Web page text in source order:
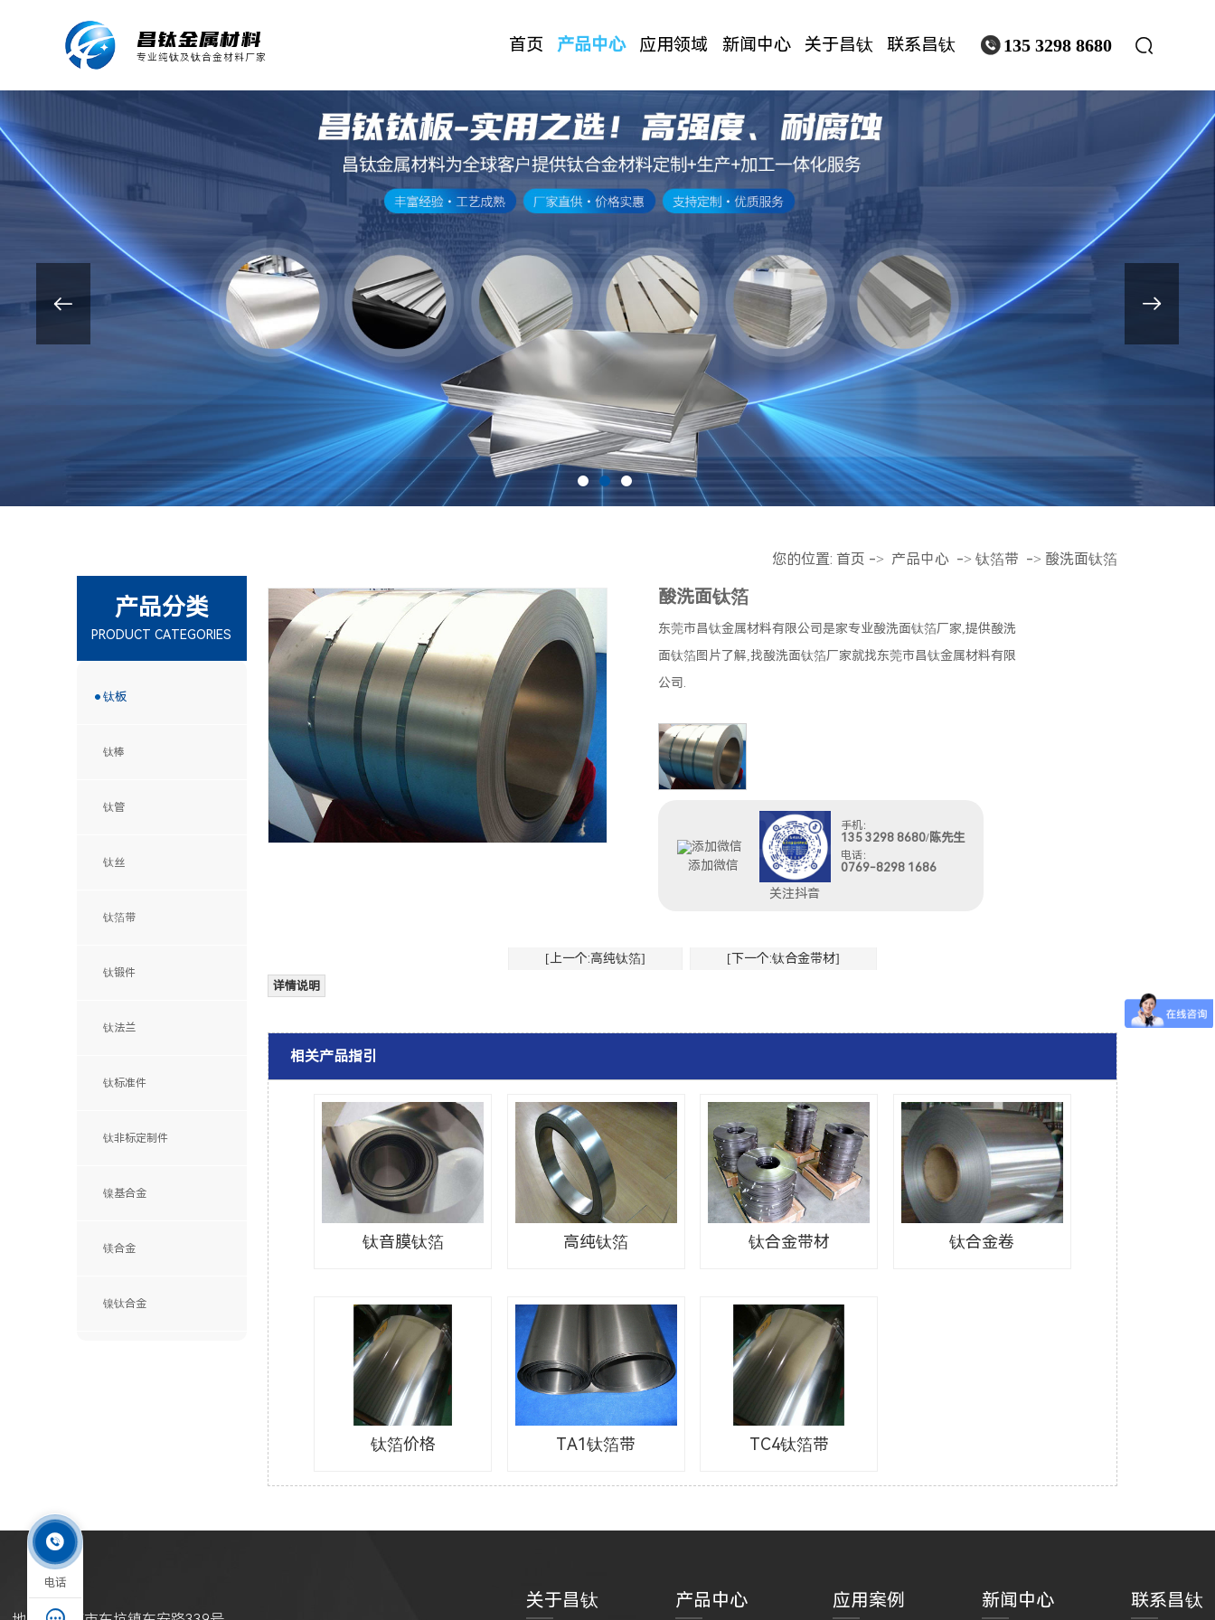
昌钛金属材料
专业纯钛及钛合金材料厂家
首页 产品中心 应用领域 新闻中心 关于昌钛 联系昌钛 135 3298 8680 
 
产品分类
PRODUCT CATEGORIES
钛板
钛棒
钛管
钛丝
钛箔带
钛锻件
钛法兰
钛标准件
钛非标定制件
镍基合金
镁合金
镍钛合金
您的位置: 首页 -> 产品中心-> 钛箔带 -> 酸洗面钛箔
酸洗面钛箔
东莞市昌钛金属材料有限公司是家专业酸洗面钛箔厂家,提供酸洗
面钛箔图片了解,找酸洗面钛箔厂家就找东莞市昌钛金属材料有限
公司.
添加微信
关注抖音
手机：
135 3298 8680/陈先生
电话：
0769-8298 1686
[上一个:高纯钛箔] [下一个:钛合金带材]
详情说明
相关产品指引
钛音膜钛箔 高纯钛箔 钛合金带材 钛合金卷
钛箔价格 TA1钛箔带 TC4钛箔带
关于昌钛 产品中心 应用案例 新闻中心 联系昌钛

电话